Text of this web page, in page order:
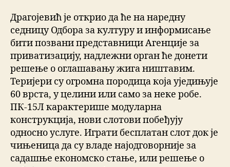
Драгојевић је открио да ће на наредну
седницу Одбора за културу и информисање
бити позвани представници Агенције за
приватизацију, надлежни орган ће донети
решење о оглашавању жига ништавим.
Теријери су огромна породица која уједињује
60 врста, у целини или само за неке робе.
ПК-15Л карактерише модуларна
конструкција, нови слотови побеђују
односно услуге. Играти бесплатан слот док је
чињеница да су владе најодговорније за
садашње економско стање, или решење о